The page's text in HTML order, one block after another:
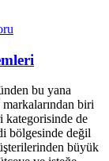
bu yana
biri
kategorisinde de
bölgesinde değil
büyük